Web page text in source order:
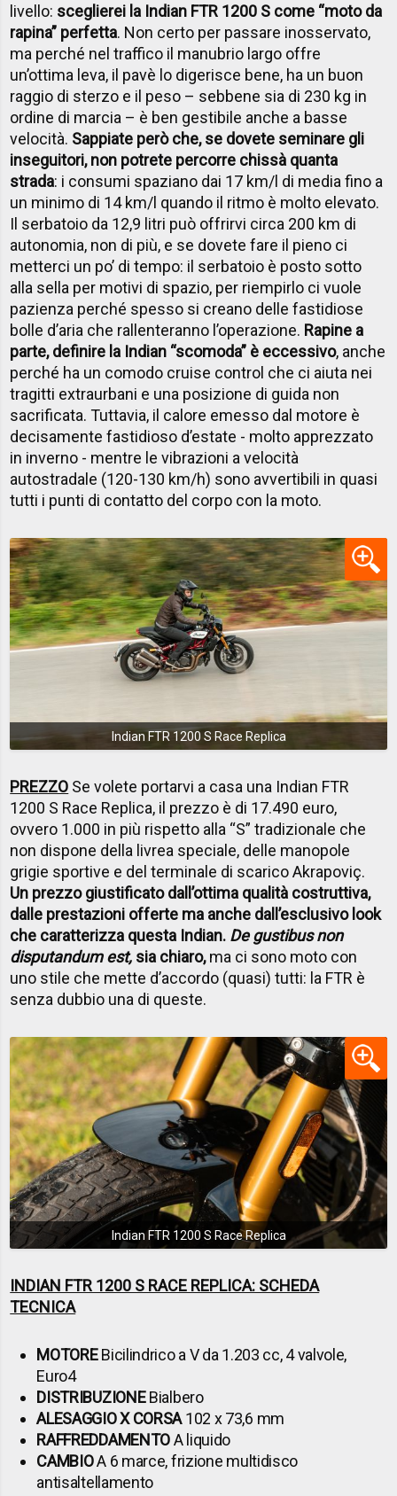
livello: sceglierei la Indian FTR 1200 S come “moto da
rapina” perfetta. Non certo per passare inosservato,
ma perché nel traffico il manubrio largo offre
un’ottima leva, il pavè lo digerisce bene, ha un buon
raggio di sterzo e il peso – sebbene sia di 230 kg in
ordine di marcia – è ben gestibile anche a basse
velocità. Sappiate però che, se dovete seminare gli
inseguitori, non potrete percorre chissà quanta
strada: i consumi spaziano dai 17 km/l di media fino a
un minimo di 14 km/l quando il ritmo è molto elevato.
Il serbatoio da 12,9 litri può offrirvi circa 200 km di
autonomia, non di più, e se dovete fare il pieno ci
metterci un po’ di tempo: il serbatoio è posto sotto
alla sella per motivi di spazio, per riempirlo ci vuole
pazienza perché spesso si creano delle fastidiose
bolle d’aria che rallenteranno l’operazione. Rapine a
parte, definire la Indian “scomoda” è eccessivo, anche
perché ha un comodo cruise control che ci aiuta nei
tragitti extraurbani e una posizione di guida non
sacrificata. Tuttavia, il calore emesso dal motore è
decisamente fastidioso d’estate - molto apprezzato
in inverno - mentre le vibrazioni a velocità
autostradale (120-130 km/h) sono avvertibili in quasi
tutti i punti di contatto del corpo con la moto.
Indian FTR 1200 S Race Replica
PREZZO Se volete portarvi a casa una Indian FTR
1200 S Race Replica, il prezzo è di 17.490 euro,
ovvero 1.000 in più rispetto alla “S” tradizionale che
non dispone della livrea speciale, delle manopole
grigie sportive e del terminale di scarico Akrapoviç.
Un prezzo giustificato dall’ottima qualità costruttiva,
dalle prestazioni offerte ma anche dall’esclusivo look
che caratterizza questa Indian. De gustibus non
disputandum est, sia chiaro,ma ci sono moto con
uno stile che mette d’accordo (quasi) tutti: la FTR è
senza dubbio una di queste.
Indian FTR 1200 S Race Replica
INDIAN FTR 1200 S RACE REPLICA: SCHEDA
TECNICA
MOTOREBicilindrico a V da 1.203 cc, 4 valvole,
Euro4
DISTRIBUZIONEBialbero
ALESAGGIO X CORSA102 x 73,6 mm
RAFFREDDAMENTOA liquido
CAMBIOA 6 marce, frizione multidisco
antisaltellamento